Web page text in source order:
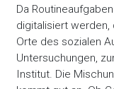
Da
digitalisiert werden,
Orte des sozialen
Untersuchungen,
Institut. Die